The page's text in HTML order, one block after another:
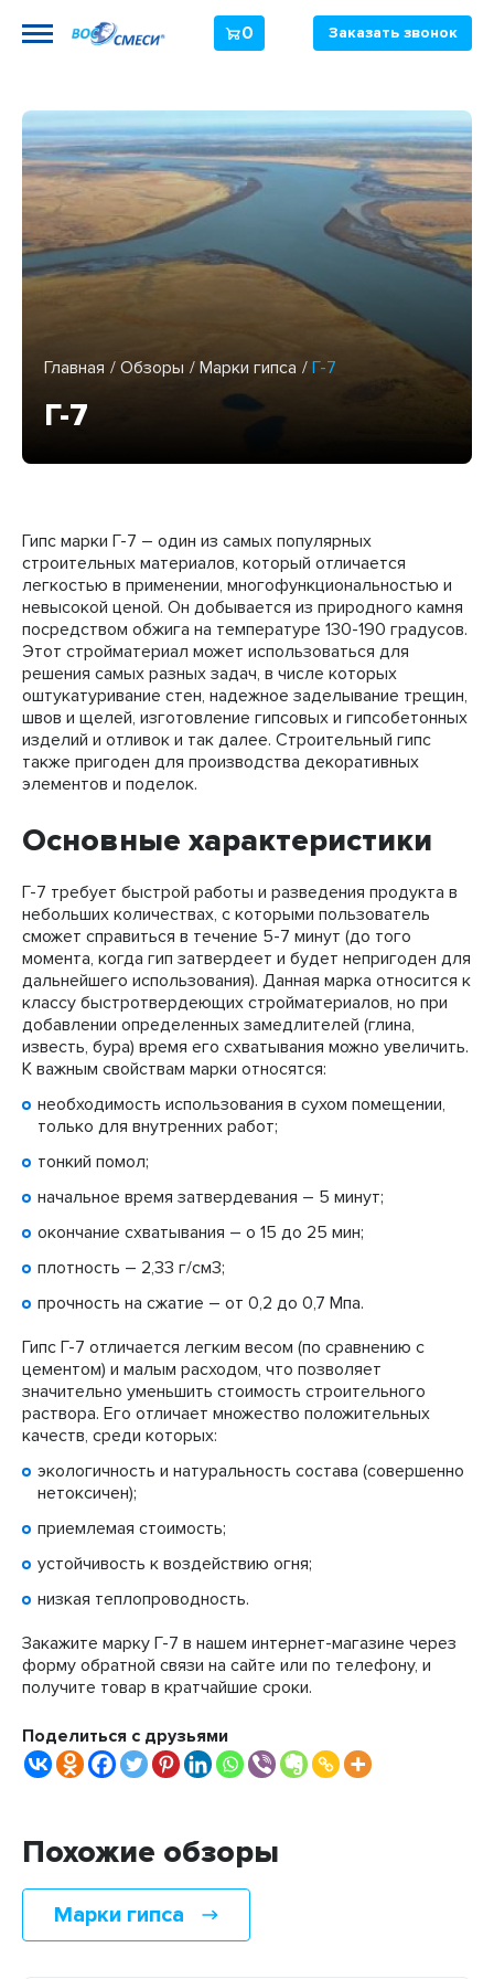
0 Заказать звонок
Главная Обзоры Марки гипса Г-7
Г-7
Гипс марки Г-7 – один из самых популярных
строительных материалов, который отличается
легкостью в применении, многофункциональностью и
невысокой ценой. Он добывается из природного камня
посредством обжига на температуре 130-190 градусов.
Этот стройматериал может использоваться для
решения самых разных задач, в числе которых
оштукатуривание стен, надежное заделывание трещин,
швов и щелей, изготовление гипсовых и гипсобетонных
изделий и отливок и так далее. Строительный гипс
также пригоден для производства декоративных
элементов и поделок.
Основные характеристики
Г-7 требует быстрой работы и разведения продукта в
небольших количествах, с которыми пользователь
сможет справиться в течение 5-7 минут (до того
момента, когда гип затвердеет и будет непригоден для
дальнейшего использования). Данная марка относится к
классу быстротвердеющих стройматериалов, но при
добавлении определенных замедлителей (глина,
известь, бура) время его схватывания можно увеличить.
К важным свойствам марки относятся:
необходимость использования в сухом помещении,
только для внутренних работ;
тонкий помол;
начальное время затвердевания – 5 минут;
окончание схватывания – о 15 до 25 мин;
плотность – 2,33 г/см3;
прочность на сжатие – от 0,2 до 0,7 Мпа.
Гипс Г-7 отличается легким весом (по сравнению с
цементом) и малым расходом, что позволяет
значительно уменьшить стоимость строительного
раствора. Его отличает множество положительных
качеств, среди которых:
экологичность и натуральность состава (совершенно
нетоксичен);
приемлемая стоимость;
устойчивость к воздействию огня;
низкая теплопроводность.
Закажите марку Г-7 в нашем интернет-магазине через
форму обратной связи на сайте или по телефону, и
получите товар в кратчайшие сроки.
Поделиться с друзьями
Похожие обзоры
Марки гипса